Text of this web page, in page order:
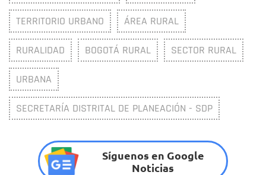
TERRITORIO URBANO ÁREA RURAL
RURALIDAD BOGOTÁ RURAL SECTOR RURAL
URBANA
SECRETARÍA DISTRITAL DE PLANEACIÓN - SDP
Síguenos en Google
Noticias